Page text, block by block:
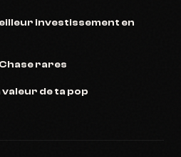
investissement en
rares
de ta pop